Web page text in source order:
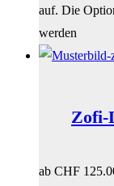
auf. Die
werden
Zofi-
ab CHF